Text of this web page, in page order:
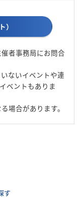
）
者事務局にお問合
ないイベントや連
ベントもありま
場合があります。
す